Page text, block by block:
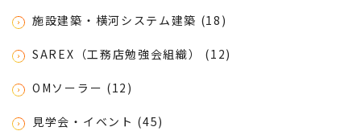
施設建築・横河システム建築 (18)
SAREX（工務店勉強会組織） (12)
OMソーラー (12)
見学会・イベント (45)